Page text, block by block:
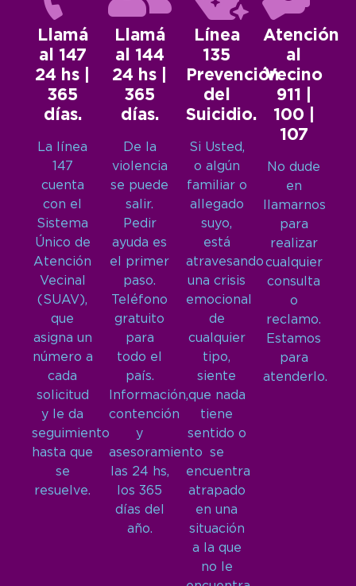
Llamá
al 147
24 hs |
365
días.
La línea
147
cuenta
con el
Sistema
Único de
Atención
Vecinal
(SUAV),
que
asigna un
número a
cada
solicitud
y le da
seguimiento
hasta que
se
resuelve.
Llamá
al 144
24 hs |
365
días.
De la
violencia
se puede
salir.
Pedir
ayuda es
el primer
paso.
Teléfono
gratuito
para
todo el
país.
Información,
contención
y
asesoramiento
las 24 hs,
los 365
días del
año.
Línea
135
Prevención
del
Suicidio.
Si Usted,
o algún
familiar o
allegado
suyo,
está
atravesando
una crisis
emocional
de
cualquier
tipo,
siente
que nada
tiene
sentido o
se
encuentra
atrapado
en una
situación
a la que
no le
Atención
al
Vecino
911 |
100 |
107
No dude
en
llamarnos
para
realizar
cualquier
consulta
o
reclamo.
Estamos
para
atenderlo.